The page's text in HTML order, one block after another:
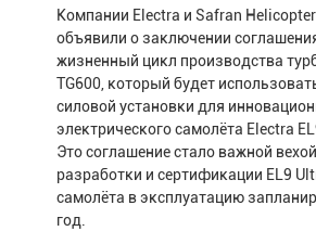
Компании Electra и Safran
объявили о заключении
жизненный цикл производства
TG600, который будет
силовой установки для
электрического самолёта Electra
Это соглашение стало важной
разработки и сертификации EL9
самолёта в эксплуатацию
год.